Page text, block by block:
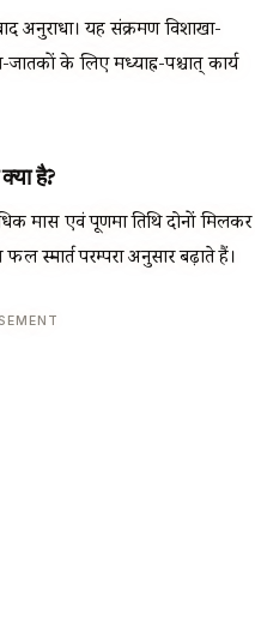
अनुराधा। यह संक्रमण विशाखा-
के लिए मध्याह्न-पश्चात् कार्य
है?
मास एवं पूर्णिमा तिथि दोनों मिलकर
स्मार्त परम्परा अनुसार बढ़ाते हैं।